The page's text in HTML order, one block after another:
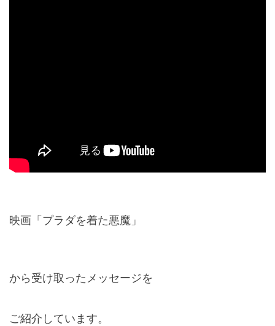
映画「プラダを着た悪魔」
から受け取ったメッセージを
ご紹介しています。